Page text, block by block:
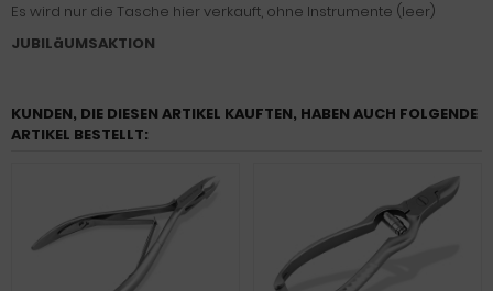
Es wird nur die Tasche hier verkauft, ohne Instrumente (leer)
JUBILäUMSAKTION
KUNDEN, DIE DIESEN ARTIKEL KAUFTEN, HABEN AUCH FOLGENDE
ARTIKEL BESTELLT: